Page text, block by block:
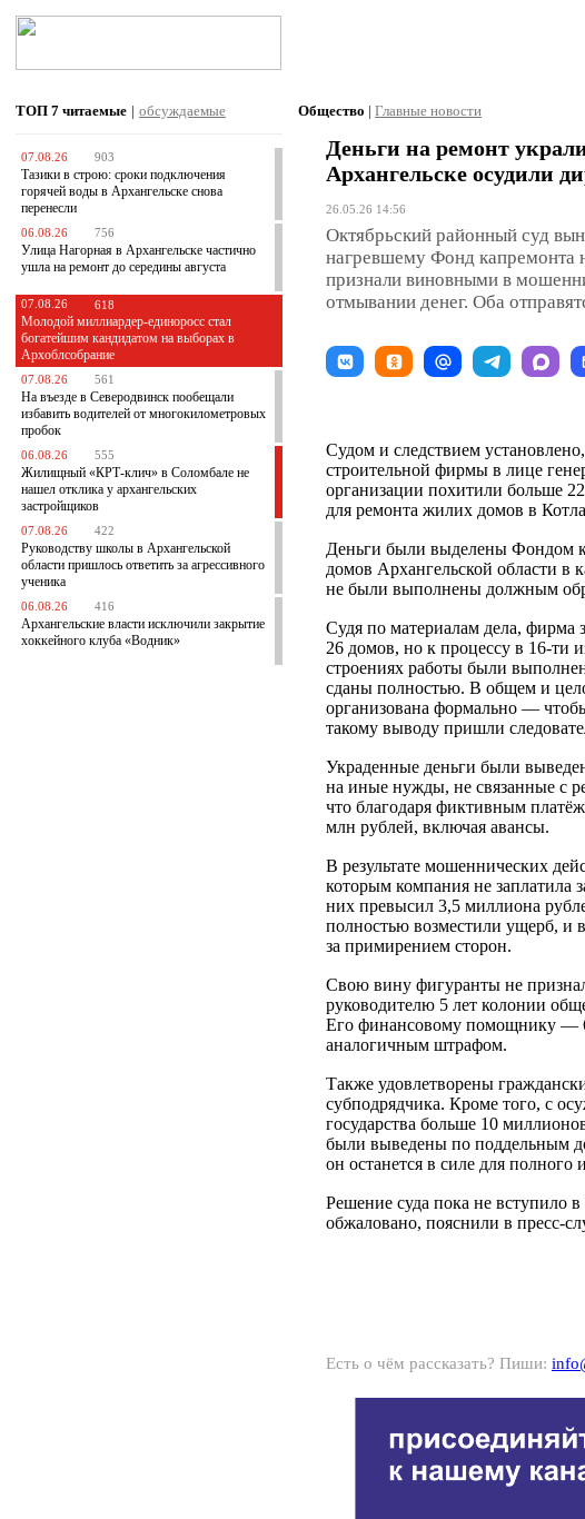
ТОП 7 читаемые | обсуждаемые
07.08.26 903
Тазики в строю: сроки подключения
горячей воды в Архангельске снова
перенесли
06.08.26 756
Улица Нагорная в Архангельске частично
ушла на ремонт до середины августа
07.08.26 618
Молодой миллиардер-единоросс стал
богатейшим кандидатом на выборах в
Архоблсобрание
07.08.26 561
На въезде в Северодвинск пообещали
избавить водителей от многокилометровых
пробок
06.08.26 555
Жилищный «КРТ-клич» в Соломбале не
нашел отклика у архангельских
застройщиков
07.08.26 422
Руководству школы в Архангельской
области пришлось ответить за агрессивного
ученика
06.08.26 416
Архангельские власти исключили закрытие
хоккейного клуба «Водник»
Общество | Главные новости
Деньги на ремонт
Архангельске осудили
26.05.26 14:56
Октябрьский районный суд
нагревшему Фонд капремонта
признали виновными в
отмывании денег. Оба
Судом и следствием
строительной фирмы в лице
организации похитили больше
для ремонта жилих домов в
Деньги были выделены Фондом
домов Архангельской области в
не были выполнены должным
Судя по материалам дела, фирма
26 домов, но к процессу в 16-ти
строениях работы были
сданы полностью. В общем и
организована формально —
такому выводу пришли
Украденные деньги были
на иные нужды, не связанные с
что благодаря фиктивным
млн рублей, включая авансы.
В результате мошеннических
которым компания не
них превысил 3,5 миллиона
полностью возместили ущерб, и
за примирением сторон.
Свою вину фигуранты не
руководителю 5 лет колонии
Его финансовому помощнику —
аналогичным штрафом.
Также удовлетворены
субподрядчика. Кроме того, с
государства больше 10
были выведены по поддельным
он останется в силе для полного
Решение суда пока не вступило
обжаловано, пояснили в пресс-
Есть о чём рассказать? Пиши: